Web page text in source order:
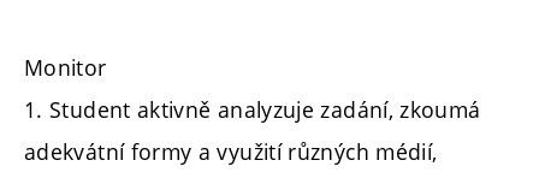
Monitor
1. Student aktivně analyzuje zadání, zkoumá
adekvátní formy a využití různých médií,